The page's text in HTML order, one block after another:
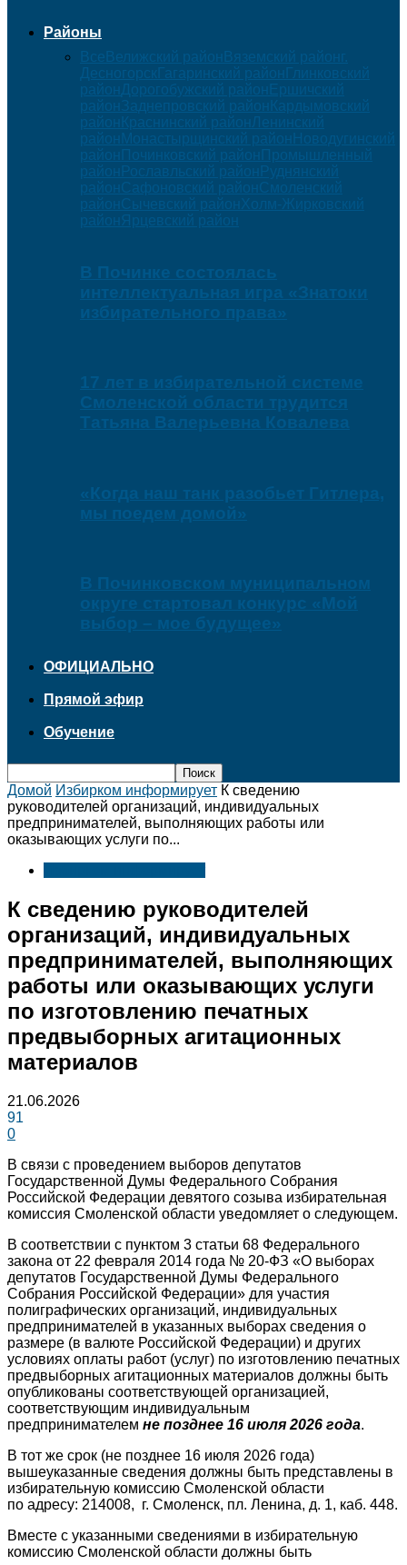
Районы
Все Велижский район Вяземский районг.
Десногорск Гагаринский район Глинковский
район Дорогобужский район Ершичский
район Заднепровский район Кардымовский
район Краснинский район Ленинский
район Монастырщинский район Новодугинский
район Починковский район Промышленный
район Рославльский район Руднянский
районСафоновский районСмоленский
районСычевский районХолм-Жирковский
район Ярцевский район
В Починке состоялась
интеллектуальная игра «Знатоки
избирательного права»
17 лет в избирательной системе
Смоленской области трудится
Татьяна Валерьевна Ковалева
«Когда наш танк разобьет Гитлера,
мы поедем домой»
В Починковском муниципальном
округе стартовал конкурс «Мой
выбор – мое будущее»
ОФИЦИАЛЬНО
Прямой эфир
Обучение
Домой Избирком информирует К сведению
руководителей организаций, индивидуальных
предпринимателей, выполняющих работы или
оказывающих услуги по...
К сведению руководителей
организаций, индивидуальных
предпринимателей, выполняющих
работы или оказывающих услуги
по изготовлению печатных
предвыборных агитационных
материалов
21.06.2026
91
0
В связи с проведением выборов депутатов
Государственной Думы Федерального Собрания
Российской Федерации девятого созыва избирательная
комиссия Смоленской области уведомляет о следующем.
В соответствии с пунктом 3 статьи 68 Федерального
закона от 22 февраля 2014 года № 20-ФЗ «О выборах
депутатов Государственной Думы Федерального
Собрания Российской Федерации» для участия
полиграфических организаций, индивидуальных
предпринимателей в указанных выборах сведения о
размере (в валюте Российской Федерации) и других
условиях оплаты работ (услуг) по изготовлению печатных
предвыборных агитационных материалов должны быть
опубликованы соответствующей организацией,
соответствующим индивидуальным
предпринимателем не позднее 16 июля 2026 года.
В тот же срок (не позднее 16 июля 2026 года)
вышеуказанные сведения должны быть представлены в
избирательную комиссию Смоленской области
по адресу: 214008, г. Смоленск, пл. Ленина, д. 1, каб. 448.
Вместе с указанными сведениями в избирательную
комиссию Смоленской области должны быть